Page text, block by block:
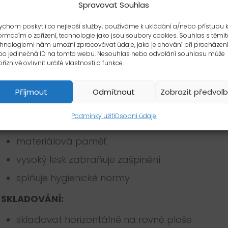
Spravovat Souhlas
poskytli co nejlepší služby, používáme k ukládání a/nebo přístupu k
o zařízení, technologie jako jsou soubory cookies. Souhlas s
nám umožní zpracovávat údaje, jako je chování při procházení
jedinečná ID na tomto webu. Nesouhlas nebo odvolání souhlasu může
ovlivnit určité vlastnosti a funkce.
Příjmout Odmítnout Zobrazit
Podmínky užitíOsobní údaje
TECHNICKÝ POPIS VÝROBKŮ Z PVC
MATERIÁL: houževnaté PVC
tepelná stabilita -20°C až +60°C
rázová houževnatost 1 kJ/m
ČSN ISO 179
barevný odstín – interní metodika
stabilní proti UV záření
materiálová paměť
vysoký lesk zabraňuje zašpinění
splňuje hygienické normy
SKLADOVÁNÍ:
skladovat horizontálně na rovné ploše